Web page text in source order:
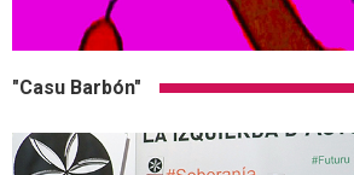
"Casu Barbón"